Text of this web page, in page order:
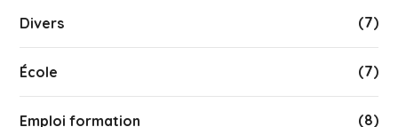
Divers (7)
École (7)
Emploi formation (8)